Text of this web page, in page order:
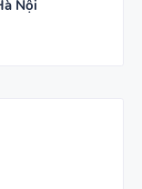
Nội